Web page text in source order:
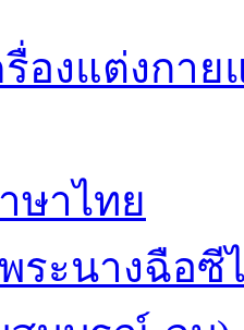
องแต่งกาย
ษาไทย
ระนางฉือซี